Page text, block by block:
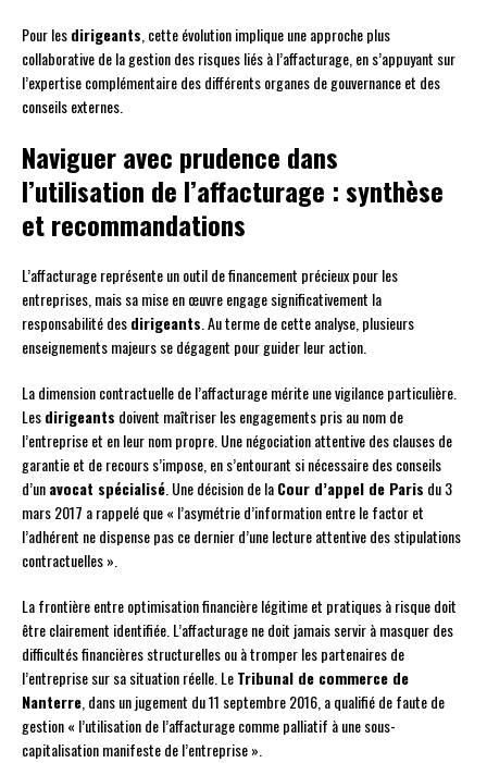
Pour lesdirigeants, cette évolution implique une approche plus
collaborative de la gestion des risques liés à l’affacturage, en s’appuyant sur
l’expertise complémentaire des différents organes de gouvernance et des
conseils externes.
Naviguer avec prudence dans
l’utilisation de l’affacturage : synthèse
et recommandations
L’affacturage représente un outil de financement précieux pour les
entreprises, mais sa mise en œuvre engage significativement la
responsabilité desdirigeants. Au terme de cette analyse, plusieurs
enseignements majeurs se dégagent pour guider leur action.
La dimension contractuelle de l’affacturage mérite une vigilance particulière.
Lesdirigeants doivent maîtriser les engagements pris au nom de
l’entreprise et en leur nom propre. Une négociation attentive des clauses de
garantie et de recours s’impose, en s’entourant si nécessaire des conseils
d’unavocat spécialisé. Une décision de laCour d’appel de Paris du 3
mars 2017 a rappelé que « l’asymétrie d’information entre le factor et
l’adhérent ne dispense pas ce dernier d’une lecture attentive des stipulations
contractuelles ».
La frontière entre optimisation financière légitime et pratiques à risque doit
être clairement identifiée. L’affacturage ne doit jamais servir à masquer des
difficultés financières structurelles ou à tromper les partenaires de
l’entreprise sur sa situation réelle. LeTribunal de commerce de
Nanterre, dans un jugement du 11 septembre 2016, a qualifié de faute de
gestion « l’utilisation de l’affacturage comme palliatif à une sous-
capitalisation manifeste de l’entreprise ».